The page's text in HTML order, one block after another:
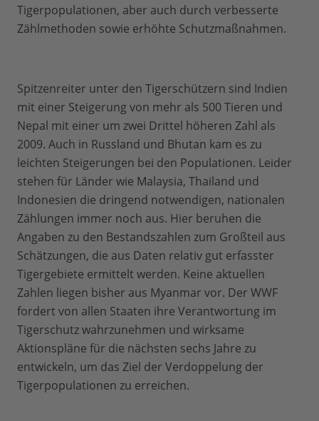
Tigerpopulationen, aber auch durch verbesserte
Zählmethoden sowie erhöhte Schutzmaßnahmen.
Spitzenreiter unter den Tigerschützern sind Indien
mit einer Steigerung von mehr als 500 Tieren und
Nepal mit einer um zwei Drittel höheren Zahl als
2009. Auch in Russland und Bhutan kam es zu
leichten Steigerungen bei den Populationen. Leider
stehen für Länder wie Malaysia, Thailand und
Indonesien die dringend notwendigen, nationalen
Zählungen immer noch aus. Hier beruhen die
Angaben zu den Bestandszahlen zum Großteil aus
Schätzungen, die aus Daten relativ gut erfasster
Tigergebiete ermittelt werden. Keine aktuellen
Zahlen liegen bisher aus Myanmar vor. Der WWF
fordert von allen Staaten ihre Verantwortung im
Tigerschutz wahrzunehmen und wirksame
Aktionspläne für die nächsten sechs Jahre zu
entwickeln, um das Ziel der Verdoppelung der
Tigerpopulationen zu erreichen.